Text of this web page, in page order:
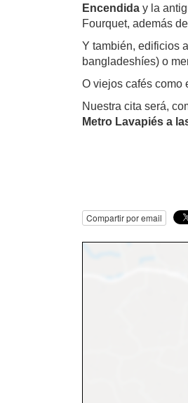
Encendida y la
Fourquet, además
Y también, edificios
bangladeshíes) o
O viejos cafés como
Nuestra cita será,
Metro Lavapiés a
Compartir por email